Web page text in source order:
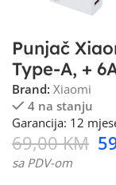
Punjač
Type-A, +
Brand: Xiaomi
4 na stanju
Garancija: 12
69,00KM
sa PDV-om